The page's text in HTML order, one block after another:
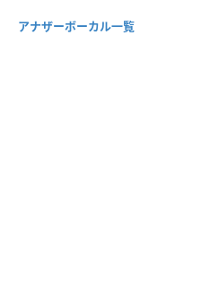
アナザーボーカル一覧